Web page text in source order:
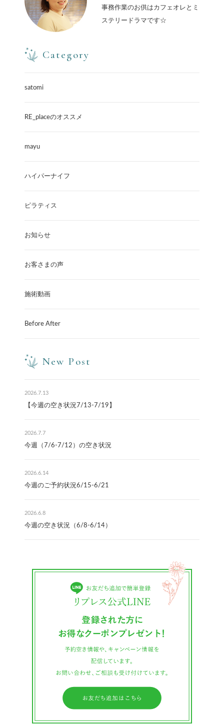
事務作業のお供はカフェオレとミ
ステリードラマです☆
Category
satomi
RE_placeのオススメ
mayu
ハイパーナイフ
ピラティス
お知らせ
お客さまの声
施術動画
Before After
New Post
2026.7.13
【今週の空き状況7/13-7/19】
2026.7.7
今週（7/6-7/12）の空き状況
2026.6.14
今週のご予約状況6/15-6/21
2026.6.8
今週の空き状況（6/8-6/14）